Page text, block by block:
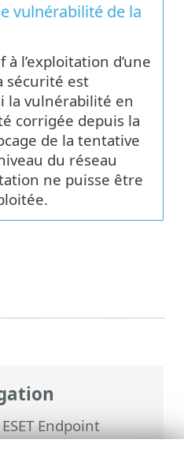
ESET Endpoint
d'ESET Endpoint
vulnérabilité de la
l’exploitation d’une
sécurité est
la vulnérabilité en
corrigée depuis la
de la tentative
du réseau
ne puisse être